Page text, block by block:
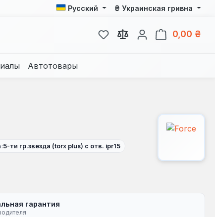
Русский ₴ Украинская гривна
У вас есть товары из
0,00 ₴
Автотовары
5-ти гр.звезда (torx plus) с отв. ipr15
гарантия